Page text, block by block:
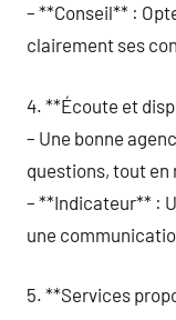
– **Conseil** :
clairement ses
4. **Écoute et
– Une bonne
questions, tout
– **Indicateur** :
une
5. **Services